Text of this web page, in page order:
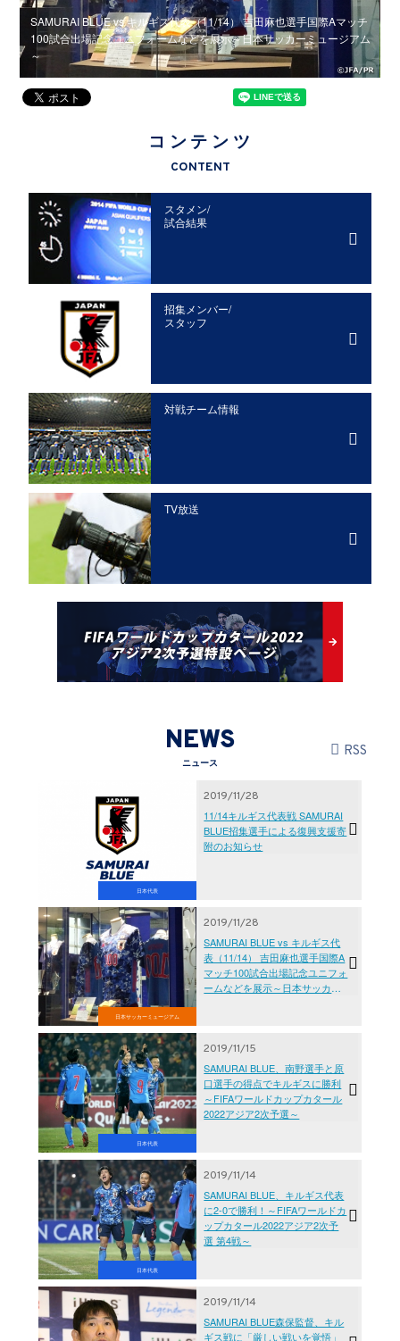
SAMURAI BLUE vs キルギス代表（11/14） 吉田麻也選手国際Aマッチ
100試合出場記念ユニフォームなどを展示～日本サッカーミュージアム
～
コンテンツ
CONTENT
スタメン/
試合結果
招集メンバー/
スタッフ
対戦チーム情報
TV放送
NEWS
ニュース
RSS
日本代表
2019/11/28
11/14キルギス代表戦 SAMURAI
BLUE招集選手による復興支援寄
附のお知らせ
日本サッカーミュージアム
2019/11/28
SAMURAI BLUE vs キルギス代
表（11/14） 吉田麻也選手国際A
マッチ100試合出場記念ユニフォ
ームなどを展示～日本サッカー
日本代表
2019/11/15
SAMURAI BLUE、南野選手と原
口選手の得点でキルギスに勝利
～FIFAワールドカップカタール
2022アジア2次予選～
日本代表
2019/11/14
SAMURAI BLUE、キルギス代表
に2-0で勝利！～FIFAワールドカ
ップカタール2022アジア2次予
選 第4戦～
2019/11/14
SAMURAI BLUE森保監督、キル
ギス戦に「厳しい戦いを覚悟」